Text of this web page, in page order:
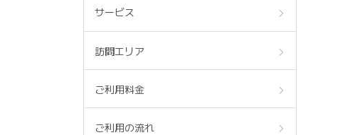
サービス
訪問エリア
ご利用料金
ご利用の流れ